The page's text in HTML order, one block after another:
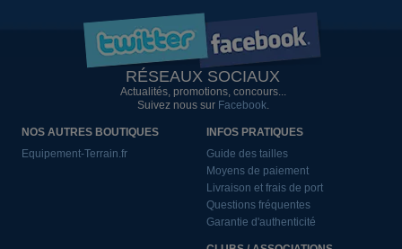
RÉSEAUX SOCIAUX
Actualités, promotions, concours...
Suivez nous sur Facebook.
NOS AUTRES BOUTIQUES
Equipement-Terrain.fr
INFOS PRATIQUES
Guide des tailles
Moyens de paiement
Livraison et frais de port
Questions fréquentes
Garantie d'authenticité